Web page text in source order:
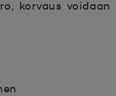
korvaus voidaan